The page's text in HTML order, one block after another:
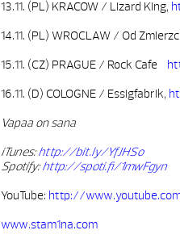
13.11. (PL) KRACOW / Lizard King,
14.11. (PL) WROCLAW / Od
15.11. (CZ) PRAGUE / Rock Cafe
16.11. (D) COLOGNE / Essigfabrik,
Vapaa on sana
iTunes:http://bit.ly/YfJHSo
Spotify:http://spoti.fi/1mwFgyn
YouTube: http://
www.stam1na.com